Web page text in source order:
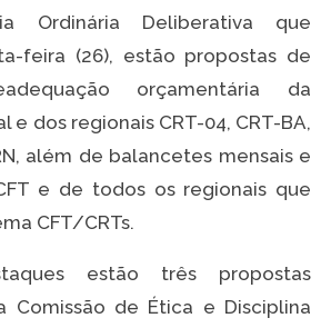
Ordinária Deliberativa que
feira (26), estão propostas de
orçamentária da
e dos regionais CRT-04, CRT-BA,
além de balancetes mensais e
e de todos os regionais que
CFT/CRTs.
estão três propostas
Comissão de Ética e Disciplina